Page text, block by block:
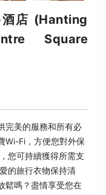
店 (Hanting
Square
完美的服務和所有必
Wi-Fi，方便您對外保
您可持續獲得所需支
的旅行衣物保持清
鬆嗎？盡情享受您在